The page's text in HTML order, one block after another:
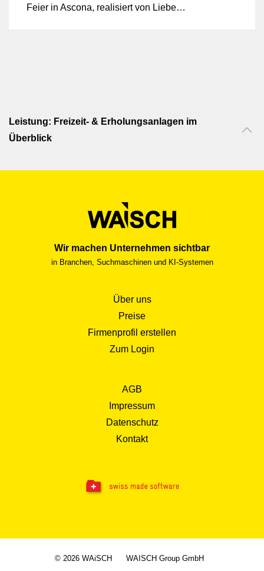
Feier in Ascona, realisiert von Liebe
Leistung: Freizeit- & Erholungsanlagen im
Überblick
Wir machen Unternehmen sichtbar
in Branchen, Suchmaschinen und KI-Systemen
Über uns
Preise
Firmenprofil erstellen
Zum Login
AGB
Impressum
Datenschutz
Kontakt
© 2026 WAiSCH
WAISCH Group GmbH